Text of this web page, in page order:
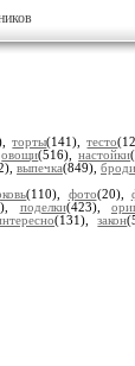
торты(141),тесто
овощи(516),настойки
выпечка(849),
(110), фото(20),
поделки(423),
(131),закон